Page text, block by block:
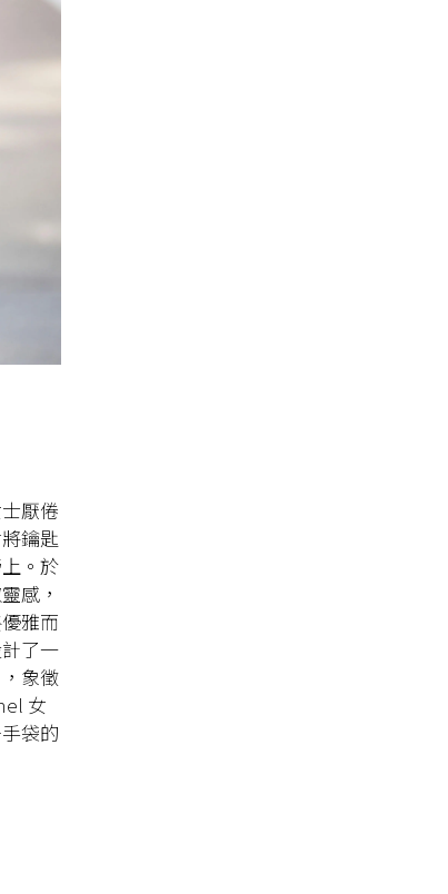
厭倦
鑰匙
。於
感，
雅而
了一
象徵
女
袋的